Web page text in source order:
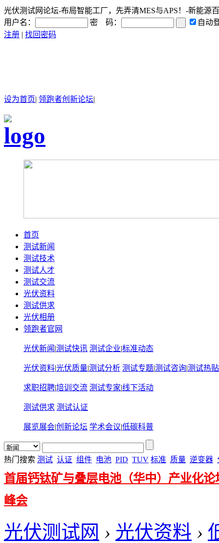
光伏测试网论坛-布局智能工厂，先弄清MES与APS！-新能源
用户名：
密 码：
自动
注册 | 找回密码
设为首页| 领跑者创新论坛|
首页
测试新闻
测试技术
测试人才
测试交流
光伏资料
测试供求
光伏相册
领跑者官网
光伏新闻 |测试快讯 测试企业|标准动态
光伏资料|光伏质量|测试分析 测试专题|测试咨询|测试热贴
求职招聘|培训交流 测试专家|线下活动
测试供求 测试认证
展览展会|创新论坛 学术会议|低碳科普
热门搜索 测试 认证 组件 电池 PID TUV 标准 质量 逆变器
首届钙钛矿与叠层电池（华中）产业化论
峰会
光伏测试网 › 光伏资料 ›